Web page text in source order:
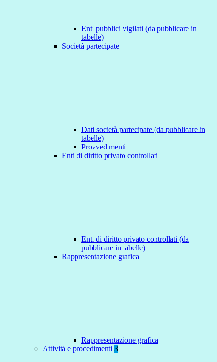
Enti pubblici vigilati (da pubblicare in
tabelle)
Società partecipate
Dati società partecipate (da pubblicare in
tabelle)
Provvedimenti
Enti di diritto privato controllati
Enti di diritto privato controllati (da
pubblicare in tabelle)
Rappresentazione grafica
Rappresentazione grafica
Attività e procedimenti 3